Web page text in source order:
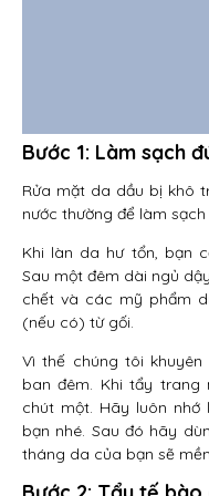
Bước 1: Làm sạch
Rửa mặt da dầu bị khô
nước thường để làm
Khi làn da hư tổn, bạn
Sau một đêm dài ngủ
chết và các mỹ phẩm
(nếu có) từ gối.
Vì thế chúng tôi
ban đêm. Khi tẩy trang
chút một. Hãy luôn
bạn nhé. Sau đó hãy
tháng da của bạn sẽ